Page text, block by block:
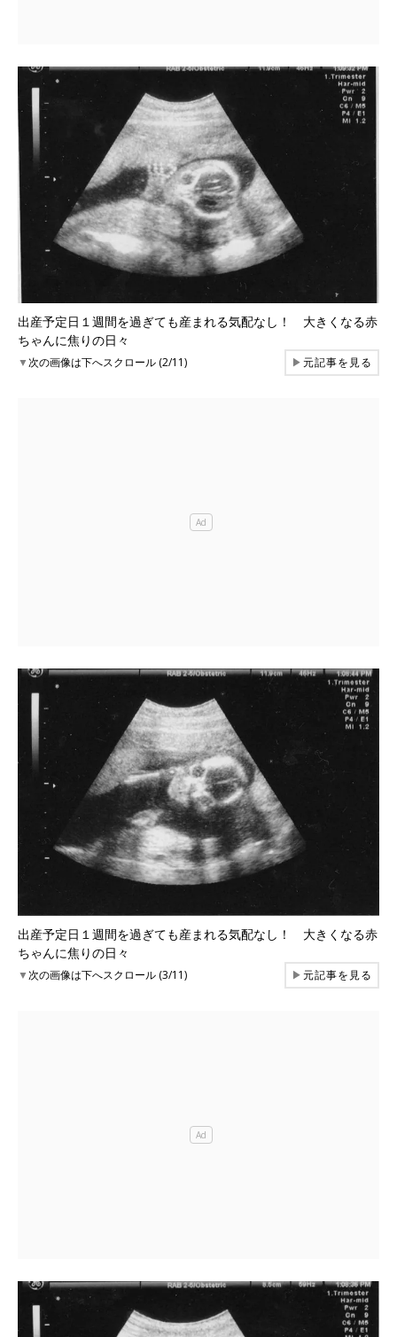
出産予定日１週間を過ぎても産まれる気配なし！ 大きくなる赤
ちゃんに焦りの日々
▼次の画像は下へスクロール (2/11) ▶元記事を見る
出産予定日１週間を過ぎても産まれる気配なし！ 大きくなる赤
ちゃんに焦りの日々
▼次の画像は下へスクロール (3/11) ▶元記事を見る